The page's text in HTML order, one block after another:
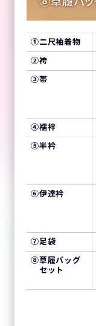
①二尺袖着物
②袴
③帯
④襦袢
⑤半衿
⑥伊達衿
⑦足袋
⑧草履バッグ
セット